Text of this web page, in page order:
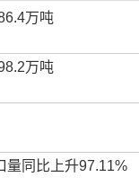
0.32%
0.00%
0.00% -0.62%
万吨
万吨
量同比上升97.11%